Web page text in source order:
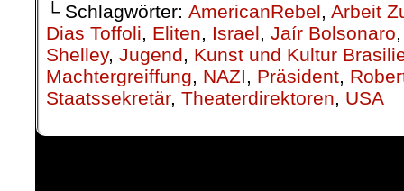
└ Schlagwörter: AmericanRebel, Arbeit
Dias Toffoli, Eliten, Israel, Jaír Bolsonaro
Shelley, Jugend, Kunst und Kultur
Machtergreiffung, NAZI, Präsident,
Staatssekretär, Theaterdirektoren, USA